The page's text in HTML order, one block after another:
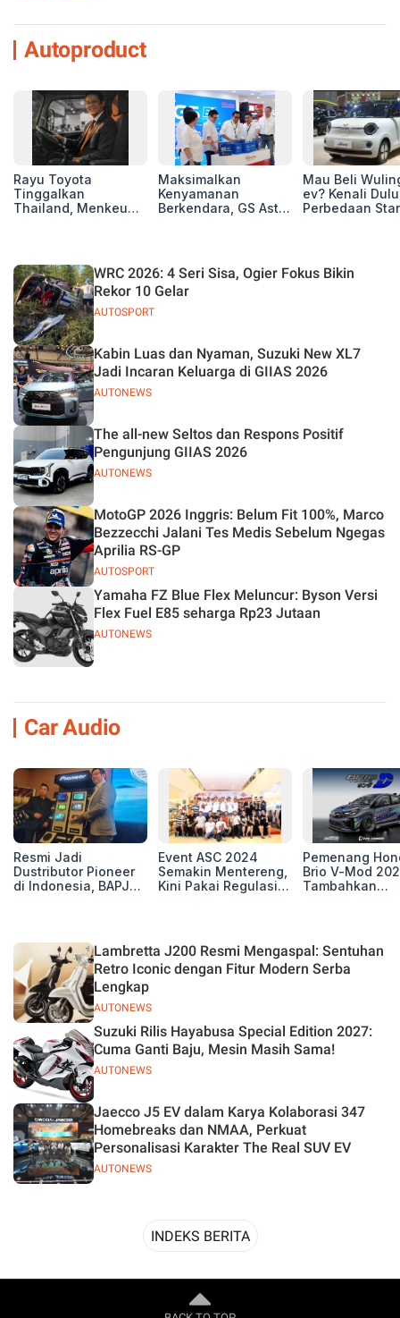
Autoproduct
Rayu Toyota
Tinggalkan
Thailand, Menkeu
Basis Produksi
ASEAN
Maksimalkan
Kenyamanan
Berkendara, GS Astra
2026
Mau Beli
ev? Kenali Dulu
Perbedaan
AUTOSPORT
WRC 2026: 4 Seri Sisa, Ogier Fokus Bikin
Rekor 10 Gelar
AUTONEWS
Kabin Luas dan Nyaman, Suzuki New XL7
Jadi Incaran Keluarga di GIIAS 2026
AUTONEWS
The all-new Seltos dan Respons Positif
Pengunjung GIIAS 2026
AUTOSPORT
MotoGP 2026 Inggris: Belum Fit 100%, Marco
Bezzecchi Jalani Tes Medis Sebelum Ngegas
Aprilia RS-GP
AUTONEWS
Yamaha FZ Blue Flex Meluncur: Byson Versi
Flex Fuel E85 seharga Rp23 Jutaan
Car Audio
Resmi Jadi
Dustributor Pioneer
di Indonesia, BAPJ
Event ASC 2024
Semakin Mentereng,
Kini Pakai Regulasi
Pemenang
Brio V-Mod
Tambahkan
AUTONEWS
Lambretta J200 Resmi Mengaspal: Sentuhan
Retro Iconic dengan Fitur Modern Serba
Lengkap
AUTONEWS
Suzuki Rilis Hayabusa Special Edition 2027:
Cuma Ganti Baju, Mesin Masih Sama!
AUTONEWS
Jaecco J5 EV dalam Karya Kolaborasi 347
Homebreaks dan NMAA, Perkuat
Personalisasi Karakter The Real SUV EV
INDEKS BERITA